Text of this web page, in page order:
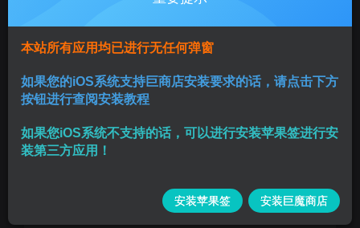
GPT4.0 GPT-4o
最新解锁订阅版本
进入直接点继续即可
本站所有应用均已进行无任何弹窗
如果您的iOS系统支持巨商店安装要求的话，请点击下方
按钮进行查阅安装教程
如果您iOS系统不支持的话，可以进行安装苹果签进行安
装第三方应用！
安装苹果签 安装巨魔商店